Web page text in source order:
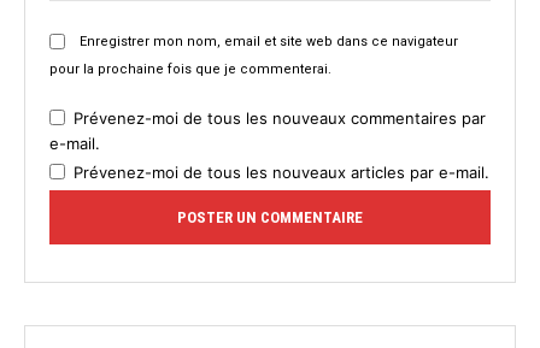
Enregistrer mon nom, email et site web dans ce navigateur
pour la prochaine fois que je commenterai.
Prévenez-moi de tous les nouveaux commentaires par
e-mail.
Prévenez-moi de tous les nouveaux articles par e-mail.